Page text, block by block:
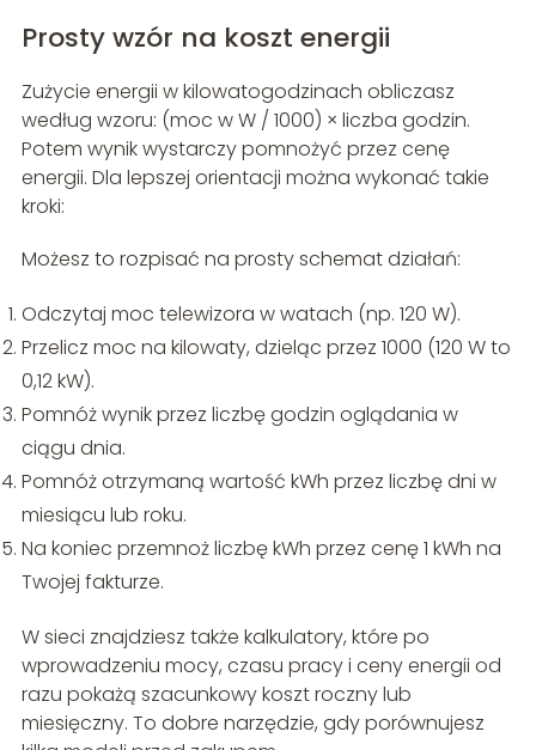
Prosty wzór na koszt energii
Zużycie energii w kilowatogodzinach obliczasz
według wzoru: (moc w W / 1000) × liczba godzin.
Potem wynik wystarczy pomnożyć przez cenę
energii. Dla lepszej orientacji można wykonać takie
kroki:
Możesz to rozpisać na prosty schemat działań:
Odczytaj moc telewizora w watach (np. 120 W).
Przelicz moc na kilowaty, dzieląc przez 1000 (120 W to
0,12 kW).
Pomnóż wynik przez liczbę godzin oglądania w
ciągu dnia.
Pomnóż otrzymaną wartość kWh przez liczbę dni w
miesiącu lub roku.
Na koniec przemnoż liczbę kWh przez cenę 1 kWh na
Twojej fakturze.
W sieci znajdziesz także kalkulatory, które po
wprowadzeniu mocy, czasu pracy i ceny energii od
razu pokażą szacunkowy koszt roczny lub
miesięczny. To dobre narzędzie, gdy porównujesz